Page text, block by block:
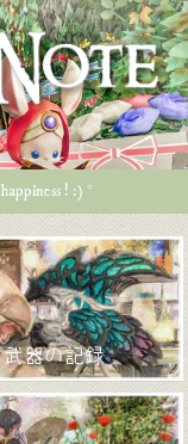
! :) *
武器の記録